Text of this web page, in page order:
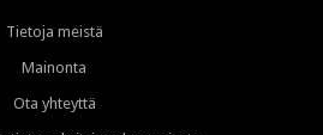
Tietoja meistä
Mainonta
Ota yhteyttä